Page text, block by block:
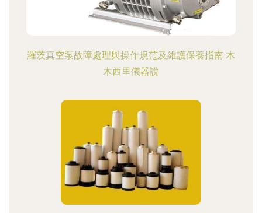
羅茨真空泵故障處理與操作規范及維護保養指南 木
木西里儀器說